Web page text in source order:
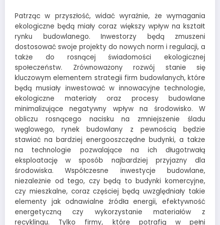
Patrząc w przyszłość, widać wyraźnie, że wymagania
ekologiczne będą miały coraz większy wpływ na kształt
rynku budowlanego. Inwestorzy będą zmuszeni
dostosować swoje projekty do nowych norm i regulacji, a
także do rosnącej świadomości ekologicznej
społeczeństw. Zrównoważony rozwój stanie się
kluczowym elementem strategii firm budowlanych, które
będą musiały inwestować w innowacyjne technologie,
ekologiczne materiały oraz procesy budowlane
minimalizujące negatywny wpływ na środowisko. W
obliczu rosnącego nacisku na zmniejszenie śladu
węglowego, rynek budowlany z pewnością będzie
stawiać na bardziej energooszczędne budynki, a także
na technologie pozwalające na ich długotrwałą
eksploatację w sposób najbardziej przyjazny dla
środowiska. Współczesne inwestycje budowlane,
niezależnie od tego, czy będą to budynki komercyjne,
czy mieszkalne, coraz częściej będą uwzględniały takie
elementy jak odnawialne źródła energii, efektywność
energetyczną czy wykorzystanie materiałów z
recyklingu. Tylko firmy, które potrafią w pełni